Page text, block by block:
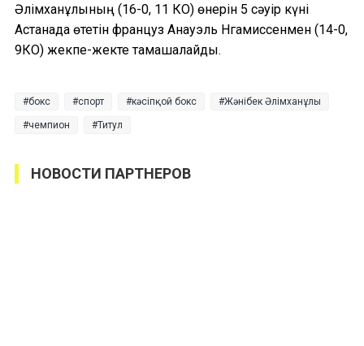
Әлімханұлының (16-0, 11 КО) өнерін 5 сәуір күні
Астанада өтетін француз Анауэль Нгамиссенмен (14-0,
9КО) жекпе-жекте тамашалайды.
бокс спорт кәсіпқой бокс Жәнібек Әлімханұлы
чемпион Титул
НОВОСТИ ПАРТНЕРОВ